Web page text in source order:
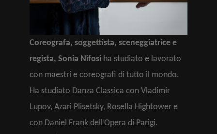
Coreografa, soggettista, sceneggiatrice e
regista, Sonia Nifosi ha studiato e lavorato
con maestri e coreografi di tutto il mondo.
Ha studiato Danza Classica con Vladimir
Lupov, Azari Plisetsky, Rosella Hightower e
con Daniel Frank dell’Opera di Parigi.